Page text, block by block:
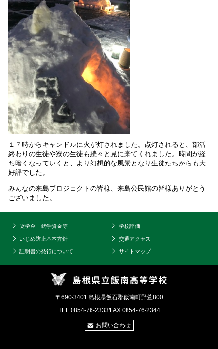
１７時からキャンドルに火が灯されました。点灯されると、部活
終わりの生徒や寮の生徒も続々と見に来てくれました。時間が経
ち暗くなっていくと、より幻想的な風景となり生徒たちからも大
好評でした。
みんなの来島プロジェクトの皆様、来島公民館の皆様ありがとう
ございました。
奨学金・就学資金等 学校評価
いじめ防止基本方針 交通アクセス
証明書の発行について サイトマップ
〒690-3401 島根県飯石郡飯南町野萱800
TEL 0854-76-2333/FAX 0854-76-2344
お問い合わせ